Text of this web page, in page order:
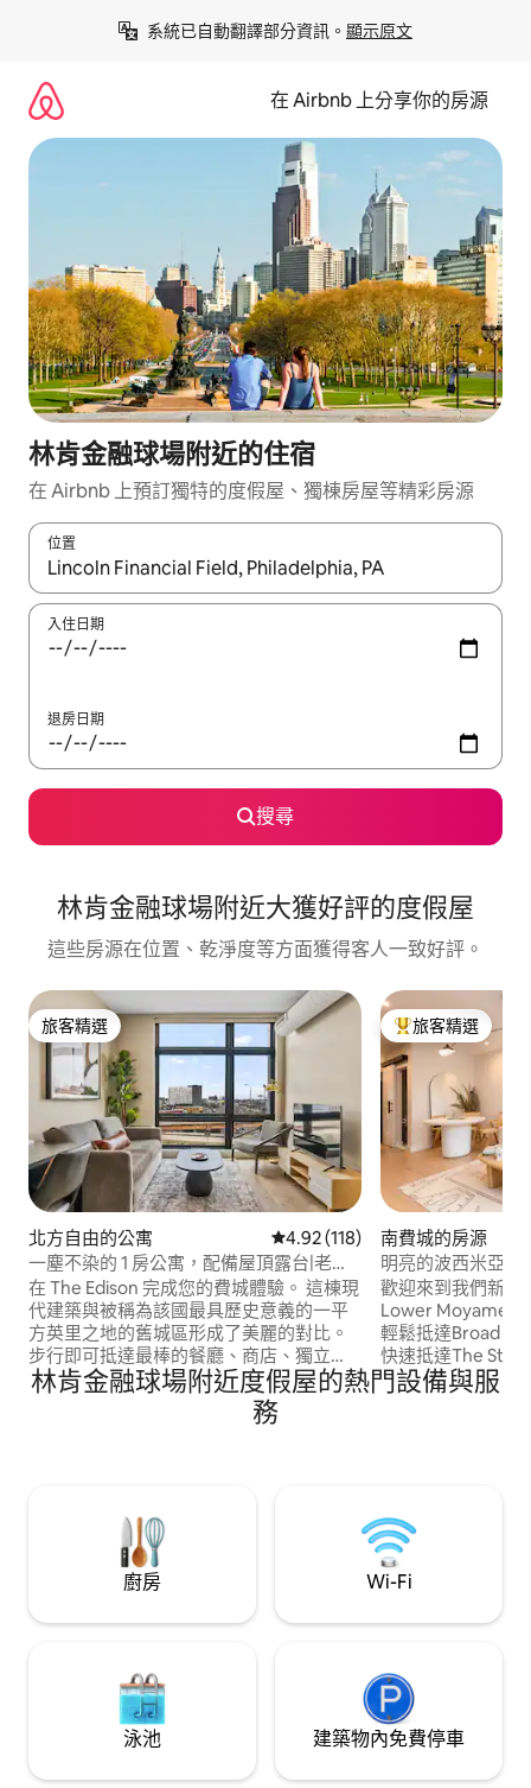
系統已自動翻譯部分資訊。 顯示原文
在 Airbnb 上分享你的房源
林肯金融球場附近的住宿
在 Airbnb 上預訂獨特的度假屋、獨棟房屋等精彩房源
位置
如有搜尋結果，瀏覽內容時請使用上下箭頭，或輕點、滑動裝置。
入住日期
退房日期
搜尋
林肯金融球場附近大獲好評的度假屋
這些房源在位置、乾淨度等方面獲得客人一致好評。
旅客精選
旅客精選
北方自由的公寓 從 118 則評價中獲得 4.92 的平
4.92 (118)
一塵不染的 1 房公寓，配備屋頂露台|老城
區|優質景觀
在 The Edison 完成您的費城體驗。 這棟現
代建築與被稱為該國最具歷史意義的一平
方英里之地的舊城區形成了美麗的對比。
步行即可抵達最棒的餐廳、商店、獨立
廳、自由鐘、Race Street Pier 等地！ 搭
乘 Uber 僅需 10 分鐘即可抵達 Eagles、
Phillies、76ers 和 Flyers 的比賽場地。 ➢
間內有洗衣機/烘乾機 ➢全天候房客支援
旅客精選榜首
旅客精選
南費城的房源
明亮的波西米亞風
歡迎來到我們新裝
Lower
輕鬆抵達Broad
快速抵達The
Yard和East Passyunk。 我們的
馨，配有完善的
林肯金融球場附近度假屋的熱門設備與服
務
廚房 Wi-Fi
泳池 建築物內免費停車